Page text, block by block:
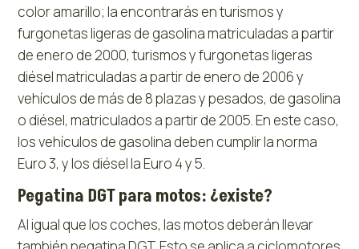
color amarillo; la encontrarás en turismos y
furgonetas ligeras de gasolina matriculadas a partir
de enero de 2000, turismos y furgonetas ligeras
diésel matriculadas a partir de enero de 2006 y
vehículos de más de 8 plazas y pesados, de gasolina
o diésel, matriculados a partir de 2005. En este caso,
los vehículos de gasolina deben cumplir la norma
Euro 3, y los diésel la Euro 4 y 5.
Pegatina DGT para motos: ¿existe?
Al igual que los coches, las motos deberán llevar